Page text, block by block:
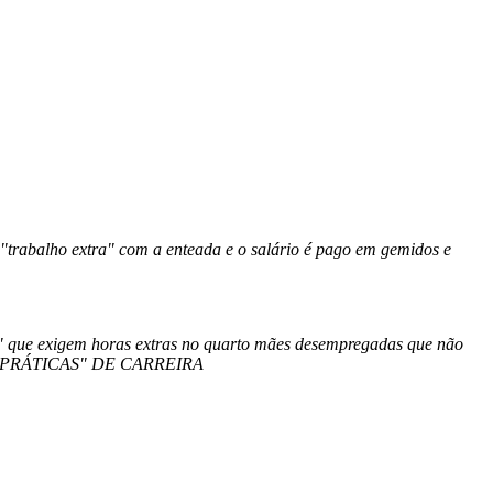
extra" com a enteada e o salário é pago em gemidos e
exigem horas extras no quarto mães desempregadas que não
DE CARREIRA